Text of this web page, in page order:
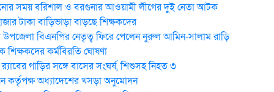
সময় ব‌রিশাল ও বরগুনার আওয়ামী লীগের দুই নেতা আটক
টাকা বাড়িভাড়া বাড়ছে শিক্ষকদের
বিএনপির নেতৃত্ব ফিরে পেলেন নুরুল আমিন-সালাম রাড়ি
শিক্ষকদের কর্মবিরতি ঘোষণা
গাড়ির সঙ্গে বাসের সংঘর্ষ, শিশুসহ নিহত ৩
কর্তৃপক্ষ অধ্যাদেশের খসড়া অনুমোদন